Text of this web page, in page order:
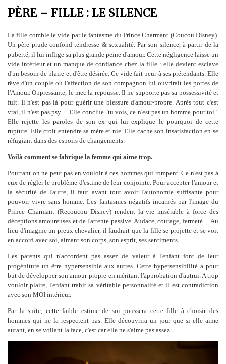
PÈRE – FILLE : LE SILENCE
La fille comble le vide par le fantasme du Prince Charmant (Coucou Disney).
Un père prude confond tendresse & sexualité. Par son silence, à partir de la
puberté, il lui inflige sa plus grande peine d'amour. Cette négligence laisse un
vide intérieur et un manque de confiance chez la fille : elle devient esclave
d'un besoin de plaire et d'être désirée. Ce vide fait peur à ses prétendants. Elle
rêve d'un couple où l'affection de son compagnon lui ouvrirait les portes de
l'Amour. Oppressante, le mec la repousse. Il ne supporte pas sa possessivité et
fuit. Il n'est pas là pour guérir une blessure d'amour-propre. Après tout c'est
vrai, il n'est pas psy… Elle conclue "tu vois, ce n'est pas un homme pour toi".
Elle rejette les paroles de son ex qui lui explique le pourquoi de cette
rupture. Elle croit entendre sa mère et nie. Elle cache son insatisfaction en se
réfugiant dans des espoirs de changements.
Voilà comment se fabrique la femme qui aime trop.
Pourtant on ne peut pas en vouloir à ces hommes qui rompent. Ce n'est pas à
eux de régler le problème d'estime de leur conjointe. Pour accepter l'amour et
la sécurité de l'autre, il faut avant tout avoir l'autonomie suffisante pour
pouvoir vivre sans homme. Les fantasmes négatifs incarnés par l'image du
Prince Charmant (Recoucou Disney) rendent la vie misérable à force des
déceptions amoureuses et de l'attente passive. Audace, courage, fermeté… Au
lieu d'imagine un preux chevalier, il faudrait que la fille se projette et se voit
en accord avec soi, aimant son corps, son esprit, ses sentiments…
Les parents qui n'accordent pas assez de valeur à l'enfant font de leur
progéniture un être hypersensible aux autres. Cette hypersensibilité a pour
but de développer son amour-propre en méritant l'approbation d'autrui. A trop
vouloir plaire, l'enfant trahit sa véritable personnalité et il est contradiction
avec son MOI intérieur.
Par la suite, cette faible estime de soi poussera cette fille à choisir des
hommes qui ne la respectent pas. Elle découvrira un jour que si elle aime
autant, en se voilant la face, c'est car elle ne s'aime pas assez.